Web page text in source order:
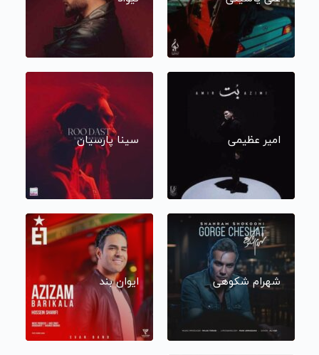
امیر عظیمی سینا پارسیان
شهرام شکوهی ایوان بند